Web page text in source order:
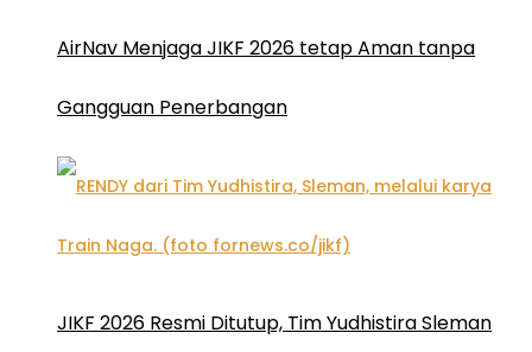
AirNav Menjaga JIKF 2026 tetap Aman tanpa
Gangguan Penerbangan
JIKF 2026 Resmi Ditutup, Tim Yudhistira Sleman